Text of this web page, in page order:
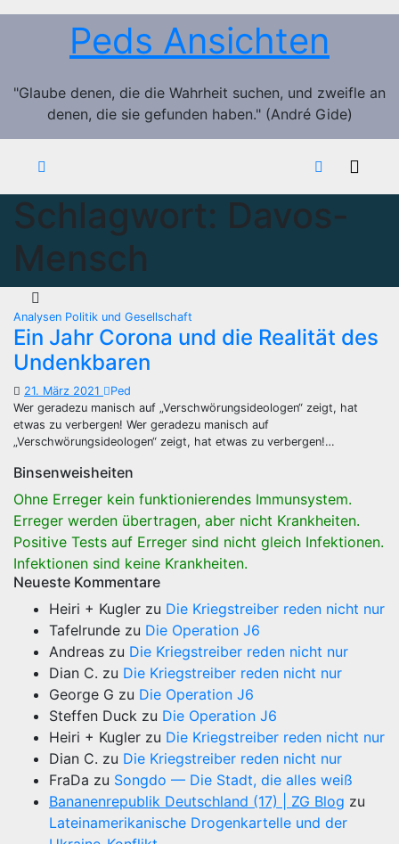
Zum
Peds Ansichten
"Glaube denen, die die Wahrheit suchen, und zweifle an
denen, die sie gefunden haben." (André Gide)
Schlagwort: Davos-
Mensch
Analysen Politik und Gesellschaft
Ein Jahr Corona und die Realität des
Undenkbaren
21. März 2021
Ped
Wer geradezu manisch auf „Verschwörungsideologen“ zeigt, hat
etwas zu verbergen! Wer geradezu manisch auf
„Verschwörungsideologen“ zeigt, hat etwas zu verbergen!…
Binsenweisheiten
Ohne Erreger kein funktionierendes Immunsystem.
Erreger werden übertragen, aber nicht Krankheiten.
Positive Tests auf Erreger sind nicht gleich Infektionen.
Infektionen sind keine Krankheiten.
Neueste Kommentare
Heiri + Kugler zu Die Kriegstreiber reden nicht nur
Tafelrunde zu Die Operation J6
Andreas zu Die Kriegstreiber reden nicht nur
Dian C. zu Die Kriegstreiber reden nicht nur
George G zu Die Operation J6
Steffen Duck zu Die Operation J6
Heiri + Kugler zu Die Kriegstreiber reden nicht nur
Dian C. zu Die Kriegstreiber reden nicht nur
FraDa zu Songdo — Die Stadt, die alles weiß
Bananenrepublik Deutschland (17) | ZG Blog zu
Lateinamerikanische Drogenkartelle und der